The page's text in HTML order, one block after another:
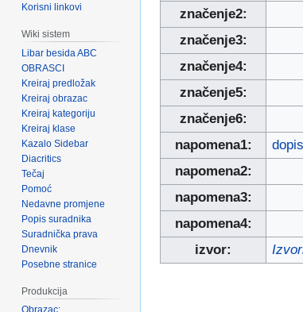
značenje2:
značenje3:
značenje4:
značenje5:
značenje6:
napomena1:
napomena2:
napomena3:
napomena4:
izvor:
Korisni linkovi
Wiki sistem
Libar besida ABC
OBRASCI
Kreiraj predložak
Kreiraj obrazac
Kreiraj kategoriju
Kreiraj klase
Kazalo Sidebar
Diacritics
Tečaj
Pomoć
Nedavne promjene
Popis suradnika
Suradnička prava
Dnevnik
Posebne stranice
Produkcija